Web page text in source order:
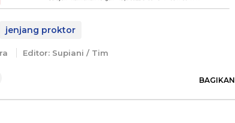
jenjang proktor
Editor: Supiani / Tim
BAGIKAN